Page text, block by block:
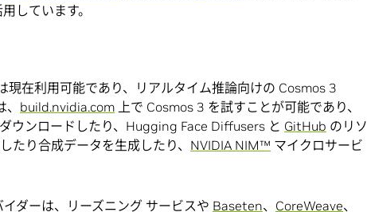
しています。
在利用可能であり、リアルタイム推論向けの Cosmos 3
build.nvidia.com 上で Cosmos 3 を試すことが可能であり、
ウンロードしたり、Hugging Face Diffusers と GitHub のリソ
たり合成データを生成したり、 NVIDIA NIM™ マイクロサービ
ダーは、リーズニング サービスや Baseten、 CoreWeave、